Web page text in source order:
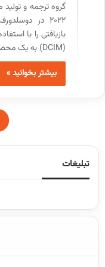
بازیافتی را با
(DCIM) به یک محصول جدید تبدیل…
بیشتر بخوانید »
تبلیغات